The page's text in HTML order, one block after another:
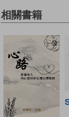
相關書籍